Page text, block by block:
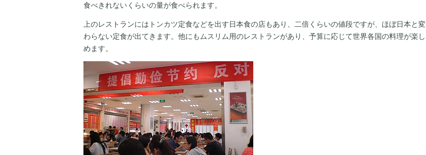
食べきれないくらいの量が食べられます。
上のレストランにはトンカツ定食などを出す日本食の店もあり、二倍くらいの値段ですが、ほぼ日本と変
わらない定食が出てきます。他にもムスリム用のレストランがあり、予算に応じて世界各国の料理が楽し
めます。